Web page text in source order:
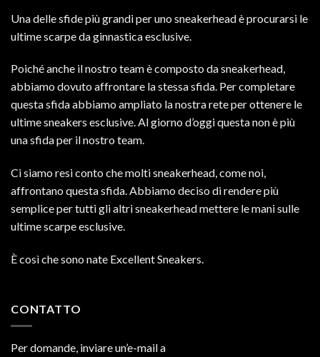
Una delle sfide più grandi per uno sneakerhead è procurarsi le
ultime scarpe da ginnastica esclusive.
Poiché anche il nostro team è composto da sneakerhead,
abbiamo dovuto affrontare la stessa sfida. Per completare
questa sfida abbiamo ampliato la nostra rete per ottenere le
ultime sneakers esclusive. Al giorno d’oggi questa non è più
una sfida per il nostro team.
Ci siamo resi conto che molti sneakerhead, come noi,
affrontano questa sfida. Abbiamo deciso di rendere più
semplice per tutti gli altri sneakerhead mettere le mani sulle
ultime scarpe esclusive.
È così che sono nate Excellent Sneakers.
CONTATTO
Per domande, inviare un’e-mail a